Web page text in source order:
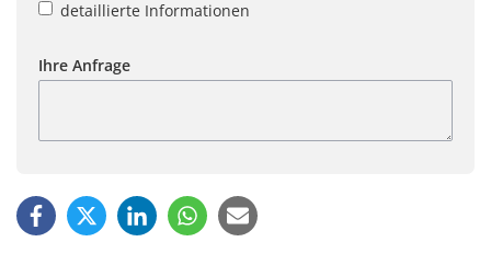
detaillierte Informationen
Ihre Anfrage